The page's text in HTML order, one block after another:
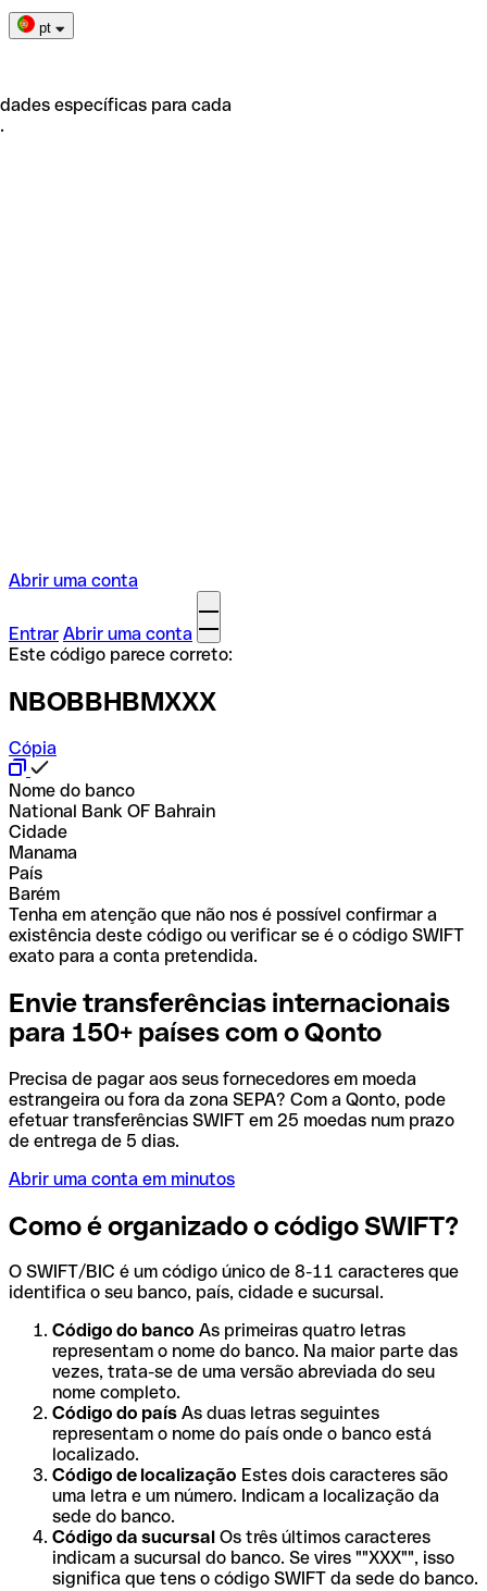
pt
específicas para cada
Abrir uma conta
Entrar Abrir uma conta
Este código parece correto:
NBOBBHBMXXX
Cópia
Nome do banco
National Bank OF Bahrain
Cidade
Manama
País
Barém
Tenha em atenção que não nos é possível confirmar a
existência deste código ou verificar se é o código SWIFT
exato para a conta pretendida.
Envie transferências internacionais
para 150+ países com o Qonto
Precisa de pagar aos seus fornecedores em moeda
estrangeira ou fora da zona SEPA? Com a Qonto, pode
efetuar transferências SWIFT em 25 moedas num prazo
de entrega de 5 dias.
Abrir uma conta em minutos
Como é organizado o código SWIFT?
O SWIFT/BIC é um código único de 8-11 caracteres que
identifica o seu banco, país, cidade e sucursal.
Código do banco As primeiras quatro letras
representam o nome do banco. Na maior parte das
vezes, trata-se de uma versão abreviada do seu
nome completo.
Código do país As duas letras seguintes
representam o nome do país onde o banco está
localizado.
Código de localização Estes dois caracteres são
uma letra e um número. Indicam a localização da
sede do banco.
Código da sucursal Os três últimos caracteres
indicam a sucursal do banco. Se vires ""XXX"", isso
significa que tens o código SWIFT da sede do banco.